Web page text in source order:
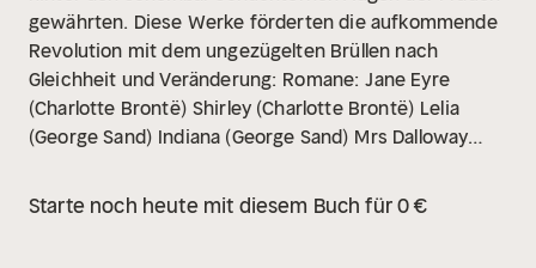
gewährten. Diese Werke förderten die aufkommende
Revolution mit dem ungezügelten Brüllen nach
Gleichheit und Veränderung: Romane: Jane Eyre
(Charlotte Brontë) Shirley (Charlotte Brontë) Lelia
(George Sand) Indiana (George Sand) Mrs Dalloway
d'Urbervilles (Thomas Hardy)
Ann Vickers (Sinclair
Starte noch heute mit diesem Buch für 0 €